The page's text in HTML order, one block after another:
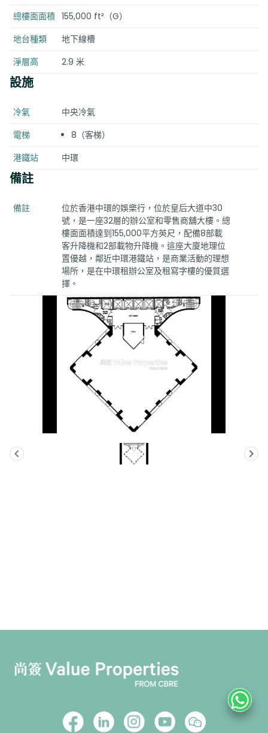
總樓面面積 155,000 ft²（G）
地台種類
地下線槽
淨層高
2.9 米
設施
冷氣
中央冷氣
電梯
8（客梯）
港鐵站
中環
備註
備註
位於香港中環的娛樂行，位於皇后大道中30
號，是一座32層的辦公室和零售商舖大樓。總
樓面面積達到155,000平方英尺，配備8部載
客升降機和2部載物升降機。這座大廈地理位
置優越，鄰近中環港鐵站，是商業活動的理想
場所，是在中環租辦公室及租寫字樓的優質選
擇。